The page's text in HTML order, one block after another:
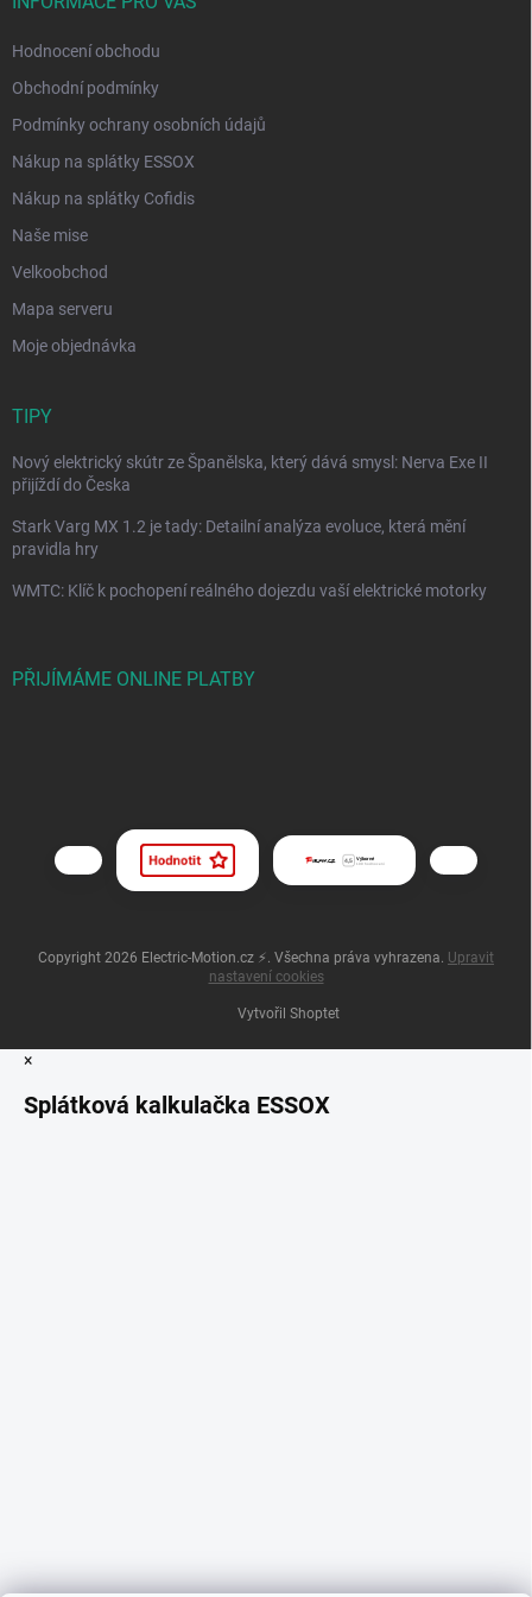
Hodnocení obchodu
Obchodní podmínky
Podmínky ochrany osobních údajů
Nákup na splátky ESSOX
Nákup na splátky Cofidis
Naše mise
Velkoobchod
Mapa serveru
Moje objednávka
TIPY
Nový elektrický skútr ze Španělska, který dává smysl: Nerva Exe II
přijíždí do Česka
Stark Varg MX 1.2 je tady: Detailní analýza evoluce, která mění
pravidla hry
WMTC: Klíč k pochopení reálného dojezdu vaší elektrické motorky
PŘIJÍMÁME ONLINE PLATBY
Vytvořil Shoptet
Copyright 2026 Electric-Motion.cz ⚡. Všechna práva vyhrazena. Upravit
nastavení cookies
×
Splátková kalkulačka ESSOX